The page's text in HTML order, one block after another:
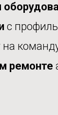
с
на
ремонте